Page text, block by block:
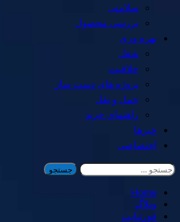
سلامتی
بررسی محصول
بهره وری
شغل
خلاقیت
پروژه های دست ساز
حمل و نقل
راهنمای خرید
خبرها
اختصاصی
جستجو
برای:
Home
وبلاگ
فورتنایت